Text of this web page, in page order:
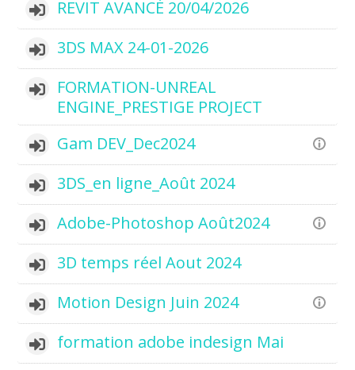
REVIT AVANCÉ 20/04/2026
3DS MAX 24-01-2026
FORMATION-UNREAL
ENGINE_PRESTIGE PROJECT
Gam DEV_Dec2024
3DS_en ligne_Août 2024
Adobe-Photoshop Août2024
3D temps réel Aout 2024
Motion Design Juin 2024
formation adobe indesign Mai